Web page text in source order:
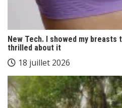
New Tech. I showed my breasts
thrilled about it
18 juillet 2026